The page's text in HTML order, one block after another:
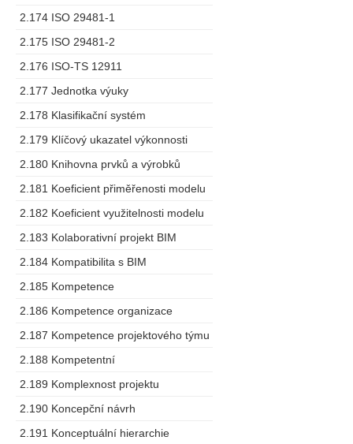
2.174 ISO 29481-1
2.175 ISO 29481-2
2.176 ISO-TS 12911
2.177 Jednotka výuky
2.178 Klasifikační systém
2.179 Klíčový ukazatel výkonnosti
2.180 Knihovna prvků a výrobků
2.181 Koeficient přiměřenosti modelu
2.182 Koeficient využitelnosti modelu
2.183 Kolaborativní projekt BIM
2.184 Kompatibilita s BIM
2.185 Kompetence
2.186 Kompetence organizace
2.187 Kompetence projektového týmu
2.188 Kompetentní
2.189 Komplexnost projektu
2.190 Koncepční návrh
2.191 Konceptuální hierarchie